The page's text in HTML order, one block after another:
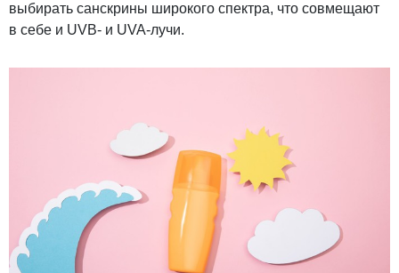
выбирать санскрины широкого спектра, что совмещают
в себе и UVB- и UVA-лучи.